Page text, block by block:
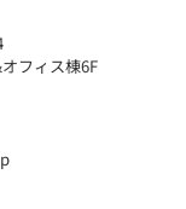
フィス棟6F